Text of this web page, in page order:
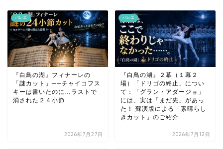
バレエ
『白鳥の湖』フィナーレの
「謎カット」──チャイコフス
キーは書いたのに…ラストで
消された２４小節
2026年7月27日
バレエ
『白鳥の湖』２幕（１幕２
場）「ドリゴの終止」につい
て：「グラン・アダージョ」
には、実は「まだ先」があっ
た！ 蘇演版による「素晴らし
きカット」のご紹介
2026年7月12日